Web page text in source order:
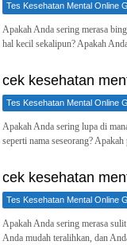
Tes Kesehatan Mental Online
Apakah Anda sering merasa
hal kecil sekalipun? Apakah
cek kesehatan
Tes Kesehatan Mental Online
Apakah Anda sering lupa di
seperti nama seseorang?
cek kesehatan
Tes Kesehatan Mental Online
Apakah Anda sering merasa
Anda mudah teralihkan, dan